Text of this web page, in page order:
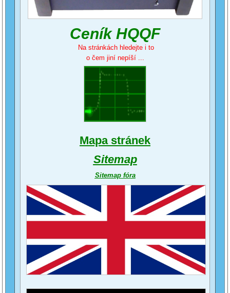
Ceník HQQF
Na stránkách hledejte i to
o čem jiní nepíší ...
Mapa stránek
Sitemap
Sitemap fóra